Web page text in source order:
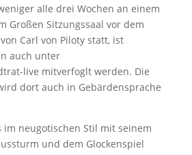
alle drei Wochen an einem
Großen Sitzungssaal vor dem
Carl von Piloty statt, ist
auch unter
live mitverfoglt werden. Die
dort auch in Gebärdensprache
im neugotischen Stil mit seinem
und dem Glockenspiel